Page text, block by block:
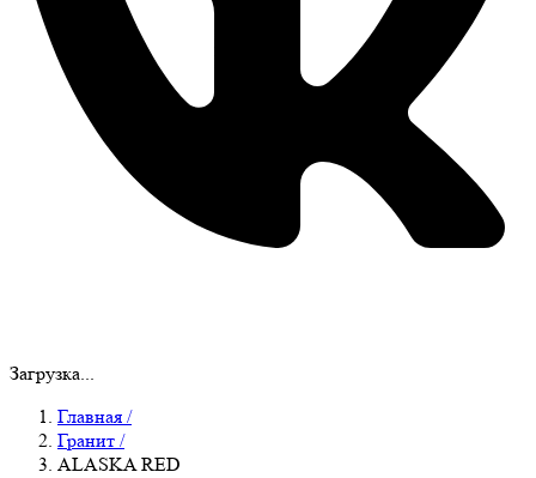
Загрузка...
Главная /
Гранит /
ALASKA RED